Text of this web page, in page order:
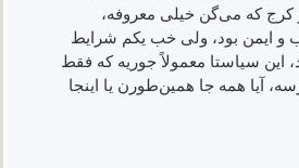
کرج که می‌گن خیلی معروفه،
ایمن بود، ولی خب یکم شرایط
سیاستا معمولاً جوریه که فقط
آیا همه جا همین‌طورن یا اینجا